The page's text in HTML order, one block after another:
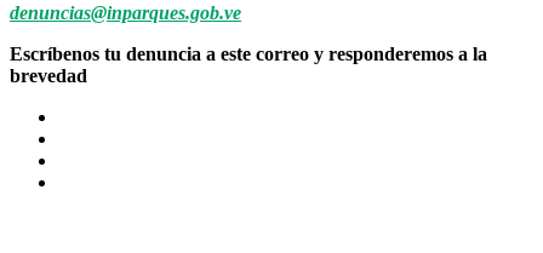
denuncias@inparques.gob.ve
Escríbenos tu denuncia a este correo y responderemos a la
brevedad